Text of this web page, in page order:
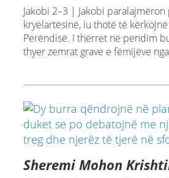
Jakobi 2–3 | Jakobi
kryelartësinë, iu thotë të
Perëndisë. I thërret në pendim
thyer zemrat grave e fëmijëve
Sheremi Mohon